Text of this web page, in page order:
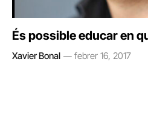
És possible educar en
Xavier Bonal febrer 16, 2017